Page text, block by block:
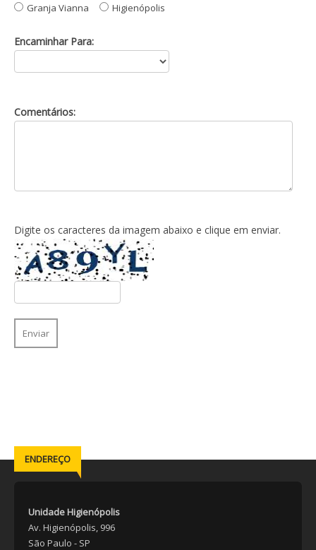
Granja Vianna Higienópolis
Encaminhar Para:
Comentários:
Digite os caracteres da imagem abaixo e clique em enviar.
ENDEREÇO
Unidade Higienópolis
Av. Higienópolis, 996
São Paulo - SP